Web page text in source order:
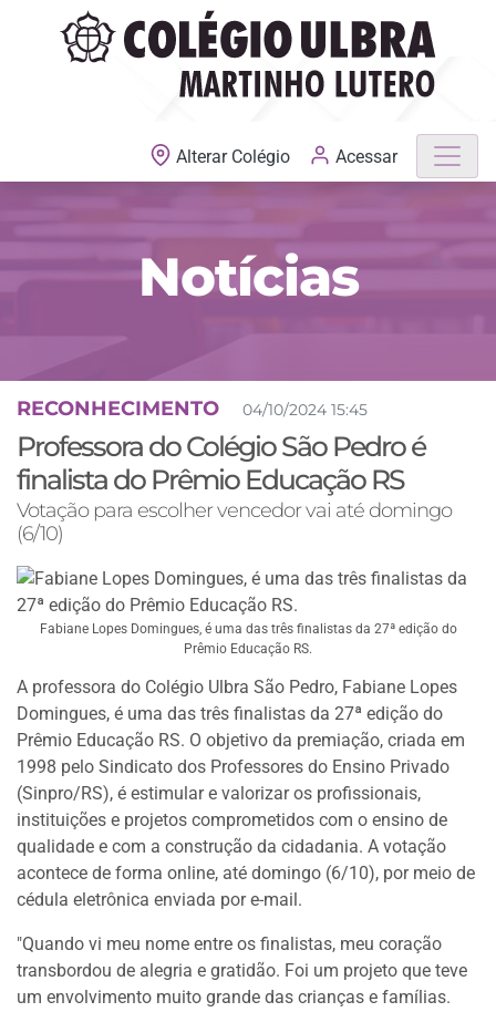
MATRÍCULAS ABERTAS
Alterar Colégio Acessar
Notícias
RECONHECIMENTO 04/10/2024 15:45
Professora do Colégio São Pedro é
finalista do Prêmio Educação RS
Votação para escolher vencedor vai até domingo
(6/10)
Fabiane Lopes Domingues, é uma das três finalistas da 27ª edição do
Prêmio Educação RS.
A professora do Colégio Ulbra São Pedro, Fabiane Lopes
Domingues, é uma das três finalistas da 27ª edição do
Prêmio Educação RS. O objetivo da premiação, criada em
1998 pelo Sindicato dos Professores do Ensino Privado
(Sinpro/RS), é estimular e valorizar os profissionais,
instituições e projetos comprometidos com o ensino de
qualidade e com a construção da cidadania. A votação
acontece de forma online, até domingo (6/10), por meio de
cédula eletrônica enviada por e-mail.
"Quando vi meu nome entre os finalistas, meu coração
transbordou de alegria e gratidão. Foi um projeto que teve
um envolvimento muito grande das crianças e famílias.